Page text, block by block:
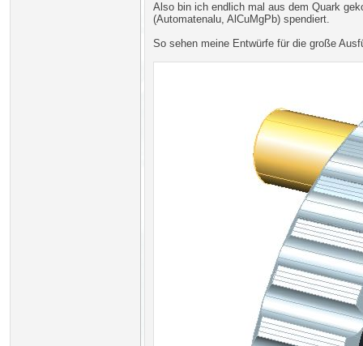
Also bin ich endlich mal aus dem Quark
(Automatenalu, AlCuMgPb) spendiert.
So sehen meine Entwürfe für die große